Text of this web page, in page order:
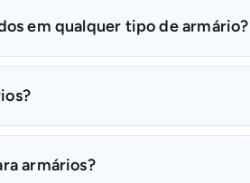
em qualquer tipo de armário?
armários?